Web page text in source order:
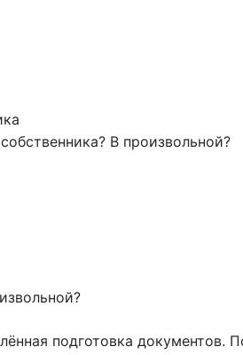
В произвольной?
подготовка